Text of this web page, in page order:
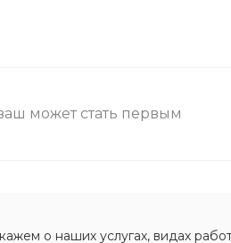
может стать первым
о наших услугах, видах